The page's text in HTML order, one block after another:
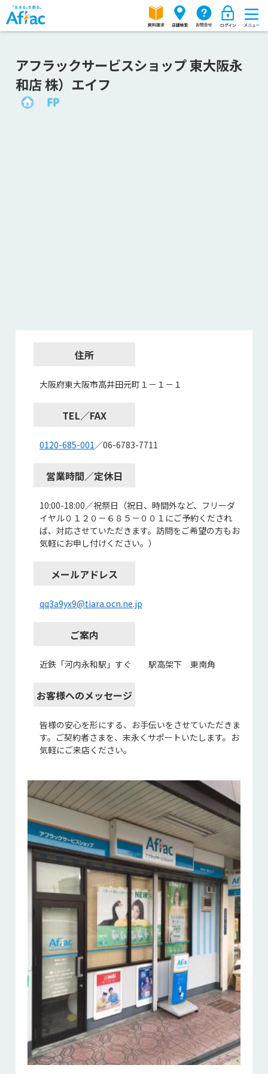
アフラックサービスショップ 東大阪永
和店 株）エイフ
住所
大阪府東大阪市高井田元町１－１－１
TEL／FAX
0120-685-001／06-6783-7711
営業時間／定休日
10:00-18:00／祝祭日（祝日、時間外など、フリーダ
イヤル０１２０－６８５－００１にご予約くだされ
ば、対応させていただきます。訪問をご希望の方もお
気軽にお申し付けください。）
メールアドレス
qq3a9yx9@tiara.ocn.ne.jp
ご案内
近鉄「河内永和駅」すぐ 駅高架下 東南角
お客様へのメッセージ
皆様の安心を形にする、お手伝いをさせていただきま
す。ご契約者さまを、末永くサポートいたします。お
気軽にご来店ください。